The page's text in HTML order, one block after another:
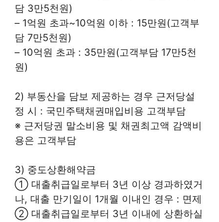
담 3만5천원)
– 1억원 초과~10억원 이하 : 15만원(고객부
담 7만5천원)
– 10억원 초과 : 35만원(고객부담 17만5천
원)
2) 부동산을 담보 제공하는 경우 근저당설
정 시 : 국민주택채권매입비용 고객부담
※ 근저당권 말소비용 및 채권최고액 감액비
용은 고객부담
3) 중도상환해약금
① 대출취급일로부터 3년 이상 경과하였거
나, 대출 만기일이 1개월 이내인 경우 : 면제
② 대출취급일로부터 3년 이내에 상환하실